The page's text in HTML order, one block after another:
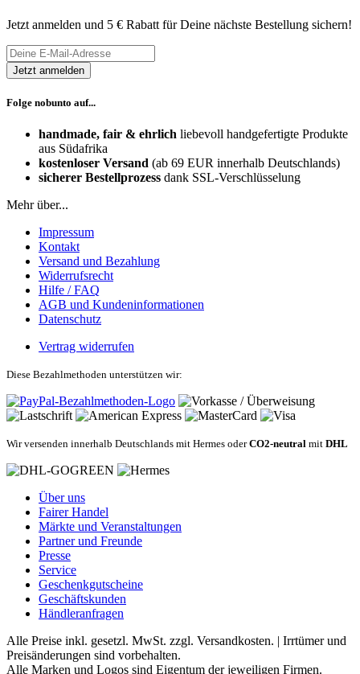
Jetzt anmelden und 5 € Rabatt für Deine nächste Bestellung sichern!
Folge nobunto auf...
handmade, fair & ehrlich liebevoll handgefertigte Produkte
aus Südafrika
kostenloser Versand (ab 69 EUR innerhalb Deutschlands)
sicherer Bestellprozess dank SSL-Verschlüsselung
Mehr über...
Impressum
Kontakt
Versand und Bezahlung
Widerrufsrecht
Hilfe / FAQ
AGB und Kundeninformationen
Datenschutz
Vertrag widerrufen
Diese Bezahlmethoden unterstützen wir:
Wir versenden innerhalb Deutschlands mit Hermes oderCO2-neutral mit DHL
Über uns
Fairer Handel
Märkte und Veranstaltungen
Partner und Freunde
Presse
Service
Geschenkgutscheine
Geschäftskunden
Händleranfragen
Alle Preise inkl. gesetzl. MwSt. zzgl. Versandkosten. | Irrtümer und
Preisänderungen sind vorbehalten.
Alle Marken und Logos sind Eigentum der jeweiligen Firmen.